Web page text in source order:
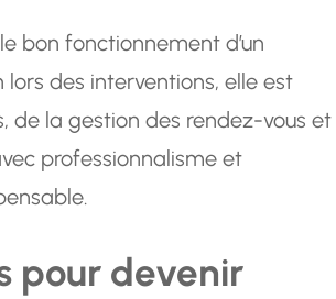
bon fonctionnement d’un
des interventions, elle est
de la gestion des rendez-vous et
professionnalisme et
pour devenir